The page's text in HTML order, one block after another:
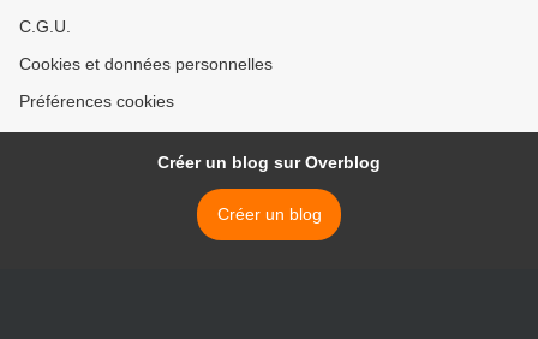
C.G.U.
Cookies et données personnelles
Préférences cookies
Créer un blog sur Overblog
Créer un blog